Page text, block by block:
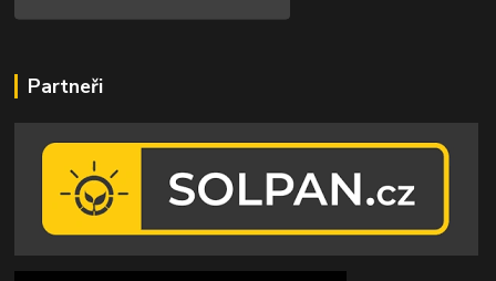
Partneři